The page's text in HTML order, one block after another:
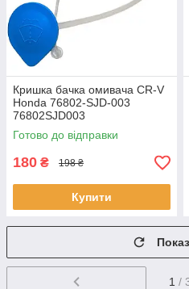
Кришка бачка омивача CR-V
Honda 76802-SJD-003
76802SJD003
Готово до відправки
180 ₴ 198 ₴
Купити
1 /